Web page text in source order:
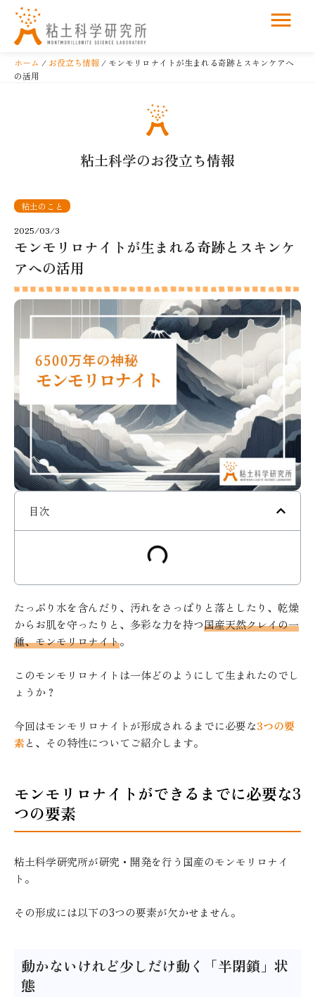
コ
テ
ホーム / お役立ち情報 / モンモリロナイトが生まれる奇跡とスキンケアへ
の活用
粘土科学のお役立ち情報
粘土のこと
2025/03/3
モンモリロナイトが生まれる奇跡とスキンケ
アへの活用
目次
たっぷり水を含んだり、汚れをさっぱりと落としたり、乾燥
からお肌を守ったりと、多彩な力を持つ国産天然クレイの一
種、モンモリロナイト。
このモンモリロナイトは一体どのようにして生まれたのでし
ょうか？
今回はモンモリロナイトが形成されるまでに必要な3つの要
素と、その特性についてご紹介します。
モンモリロナイトができるまでに必要な3
つの要素
粘土科学研究所が研究・開発を行う国産のモンモリロナイ
ト。
その形成には以下の3つの要素が欠かせません。
動かないけれど少しだけ動く「半閉鎖」状
態